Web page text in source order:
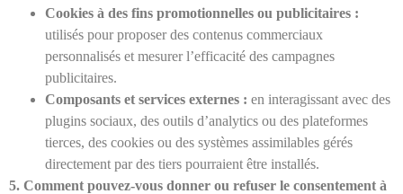
Cookies à des fins promotionnelles ou publicitaires :
utilisés pour proposer des contenus commerciaux
personnalisés et mesurer l’efficacité des campagnes
publicitaires.
Composants et services externes : en interagissant avec des
plugins sociaux, des outils d’analytics ou des plateformes
tierces, des cookies ou des systèmes assimilables gérés
directement par des tiers pourraient être installés.
5. Comment pouvez-vous donner ou refuser le consentement à